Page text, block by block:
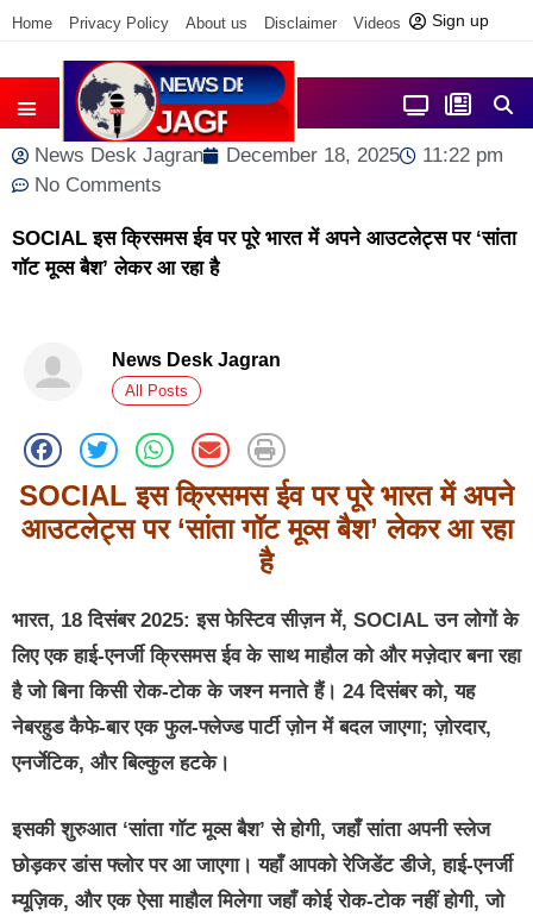
Home Privacy Policy About us Disclaimer Videos Contact us
Sign up
News Desk Jagran December 18, 2025
11:22 pm
No Comments
SOCIAL इस क्रिसमस ईव पर पूरे भारत में अपने आउटलेट्स पर ‘सांता
गॉट मूव्स बैश’ लेकर आ रहा है
News Desk Jagran
All Posts
SOCIAL इस क्रिसमस ईव पर पूरे भारत में अपने
आउटलेट्स पर ‘सांता गॉट मूव्स बैश’ लेकर आ रहा
है
भारत, 18 दिसंबर 2025: इस फेस्टिव सीज़न में, SOCIAL उन लोगों के
लिए एक हाई-एनर्जी क्रिसमस ईव के साथ माहौल को और मज़ेदार बना रहा
है जो बिना किसी रोक-टोक के जश्न मनाते हैं। 24 दिसंबर को, यह
नेबरहुड कैफे-बार एक फुल-फ्लेज्ड पार्टी ज़ोन में बदल जाएगा; ज़ोरदार,
एनर्जेटिक, और बिल्कुल हटके।
इसकी शुरुआत ‘सांता गॉट मूव्स बैश’ से होगी, जहाँ सांता अपनी स्लेज
छोड़कर डांस फ्लोर पर आ जाएगा। यहाँ आपको रेजिडेंट डीजे, हाई-एनर्जी
म्यूज़िक, और एक ऐसा माहौल मिलेगा जहाँ कोई रोक-टोक नहीं होगी, जो